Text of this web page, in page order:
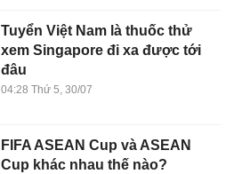
Tuyển Việt Nam là thuốc thử
xem Singapore đi xa được tới
đâu
04:28 Thứ 5, 30/07
FIFA ASEAN Cup và ASEAN
Cup khác nhau thế nào?